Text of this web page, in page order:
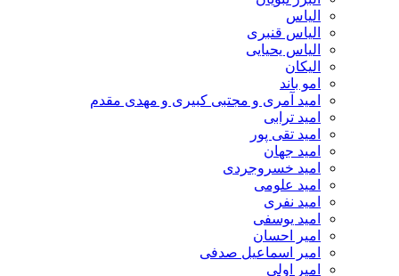
الیاس
الیاس قنبرى
الیاس یحیایی
الیکان
امو باند
امید آمری و مجتبی کبیری و مهدى مقدم
امید ترابی
امید تقی پور
امید جهان
امید خسروجردی
امید علومی
امید نفری
امید یوسفی
امیر احسان
امیر اسماعیل صدفی
امیر اولی